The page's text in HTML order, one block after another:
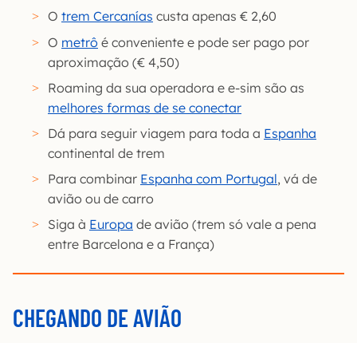
O trem Cercanías custa apenas € 2,60
O metrô é conveniente e pode ser pago por
aproximação (€ 4,50)
Roaming da sua operadora e e-sim são as
melhores formas de se conectar
Dá para seguir viagem para toda a Espanha
continental de trem
Para combinar Espanha com Portugal, vá de
avião ou de carro
Siga à Europa de avião (trem só vale a pena
entre Barcelona e a França)
CHEGANDO DE AVIÃO